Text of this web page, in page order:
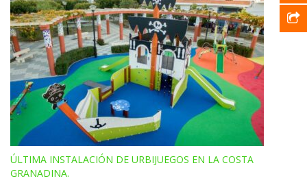
ÚLTIMA INSTALACIÓN DE URBIJUEGOS EN LA COSTA
GRANADINA.